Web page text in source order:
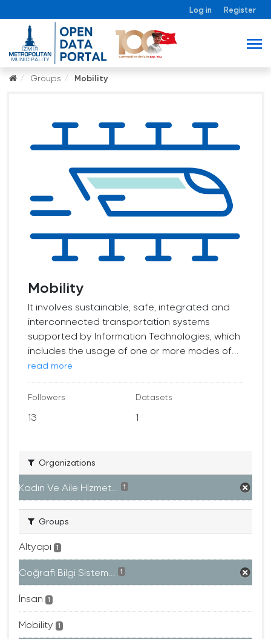
Log in Register
Groups Mobility
Mobility
It involves sustainable, safe, integrated and
interconnected transportation systems
supported by Information Technologies, which
includes the usage of one or more modes of...
read more
Followers
13
Datasets
1
Organizations
Kadın Ve Aile Hizmet... 1
Groups
Altyapı 1
Coğrafi Bilgi Sistem... 1
İnsan 1
Mobility 1